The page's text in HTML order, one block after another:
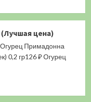
(Лучшая цена)
Примадонна
0,2 гр126 ₽ Огурец